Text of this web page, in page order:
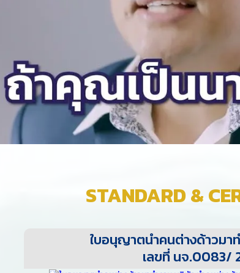
STANDARD &
ใบอนุญาตนำคนต่างด้าวมาท
เลขที่ นจ.0083/